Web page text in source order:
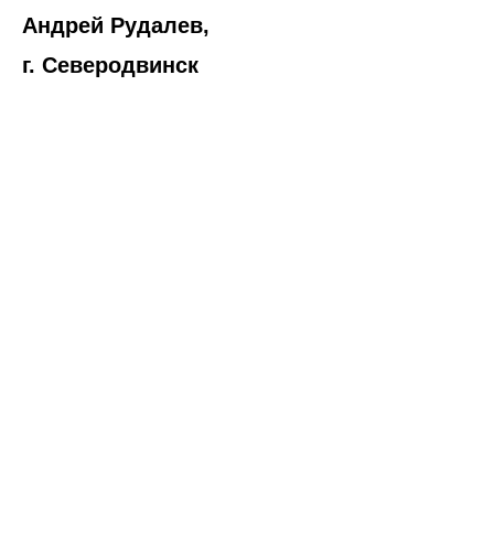
Андрей Рудалев,
г. Северодвинск